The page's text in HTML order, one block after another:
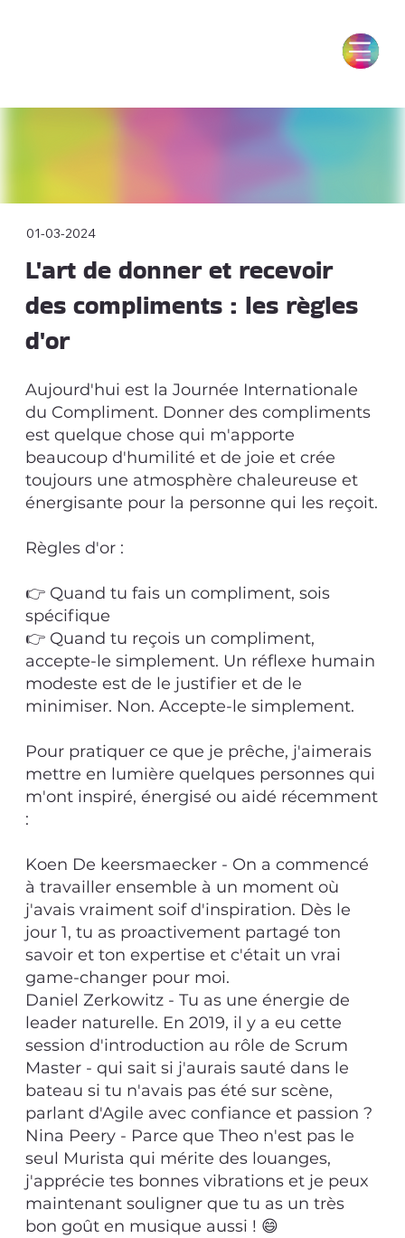
01-03-2024
L'art de donner et recevoir
des compliments : les règles
d'or
Aujourd'hui est la Journée Internationale
du Compliment. Donner des compliments
est quelque chose qui m'apporte
beaucoup d'humilité et de joie et crée
toujours une atmosphère chaleureuse et
énergisante pour la personne qui les reçoit.
Règles d'or :
👉 Quand tu fais un compliment, sois
spécifique
👉 Quand tu reçois un compliment,
accepte-le simplement. Un réflexe humain
modeste est de le justifier et de le
minimiser. Non. Accepte-le simplement.
Pour pratiquer ce que je prêche, j'aimerais
mettre en lumière quelques personnes qui
m'ont inspiré, énergisé ou aidé récemment
:
Koen De keersmaecker - On a commencé
à travailler ensemble à un moment où
j'avais vraiment soif d'inspiration. Dès le
jour 1, tu as proactivement partagé ton
savoir et ton expertise et c'était un vrai
game-changer pour moi.
Daniel Zerkowitz - Tu as une énergie de
leader naturelle. En 2019, il y a eu cette
session d'introduction au rôle de Scrum
Master - qui sait si j'aurais sauté dans le
bateau si tu n'avais pas été sur scène,
parlant d'Agile avec confiance et passion ?
Nina Peery - Parce que Theo n'est pas le
seul Murista qui mérite des louanges,
j'apprécie tes bonnes vibrations et je peux
maintenant souligner que tu as un très
bon goût en musique aussi ! 😄